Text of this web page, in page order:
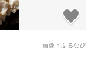
画像：ふるなび